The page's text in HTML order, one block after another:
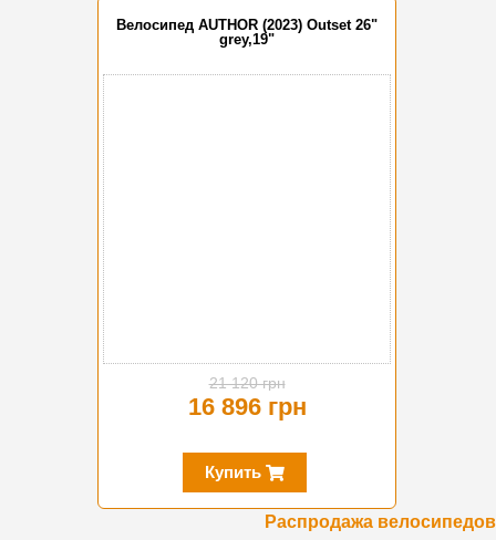
Велосипед AUTHOR (2023) Outset 26"
grey,19"
21 120 грн
16 896 грн
Купить
Распродажа велосипедов